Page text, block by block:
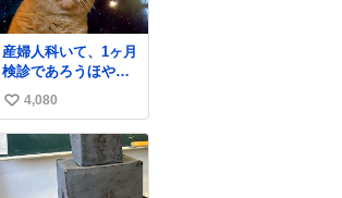
産婦人科いて、1ヶ月
検診であろうほやほ
や赤ちゃん👩‍🍼と推
定2,3歳の女の子👧🏻
をワンオペで連れて
るママがいるのだけ
ども 女の子ずっとマ
マの側から離れな
い
い
ね
4,080